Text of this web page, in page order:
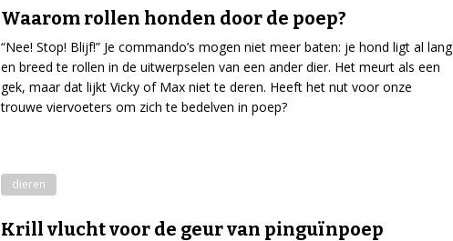
Waarom rollen honden door de poep?
“Nee! Stop! Blijf!” Je commando’s mogen niet meer baten: je hond ligt al lang
en breed te rollen in de uitwerpselen van een ander dier. Het meurt als een
gek, maar dat lijkt Vicky of Max niet te deren. Heeft het nut voor onze
trouwe viervoeters om zich te bedelven in poep?
dieren
Krill vlucht voor de geur van pinguïnpoep